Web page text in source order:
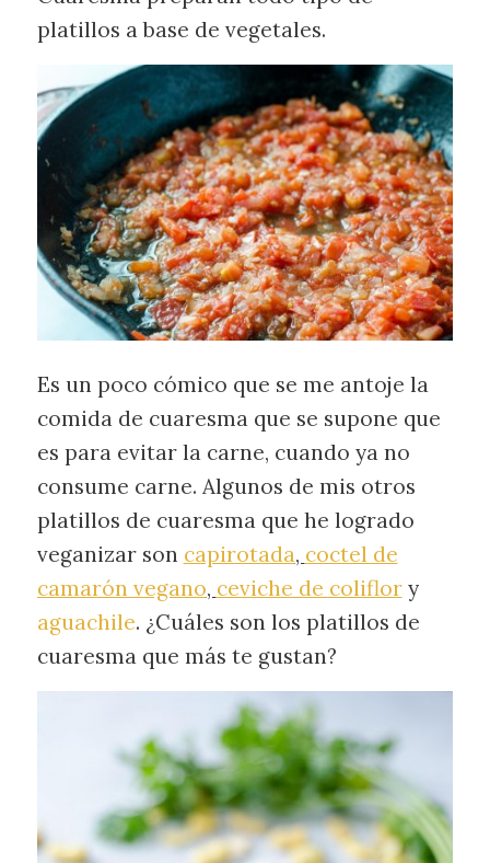
platillos a base de vegetales.
Es un poco cómico que se me antoje la
comida de cuaresma que se supone que
es para evitar la carne, cuando ya no
consume carne. Algunos de mis otros
platillos de cuaresma que he logrado
veganizar son capirotada, coctel de
camarón vegano, ceviche de coliflory
aguachile. ¿Cuáles son los platillos de
cuaresma que más te gustan?